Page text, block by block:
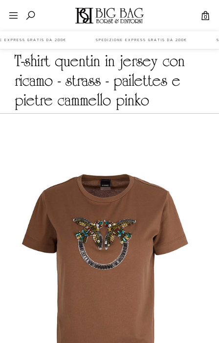
0
EXPRESS GRATIS DA 200€ SPEDIZIONE EXPRESS GRATIS DA 200€
t-shirt quentin in jersey con
ricamo - strass - pailettes e
pietre cammello pinko